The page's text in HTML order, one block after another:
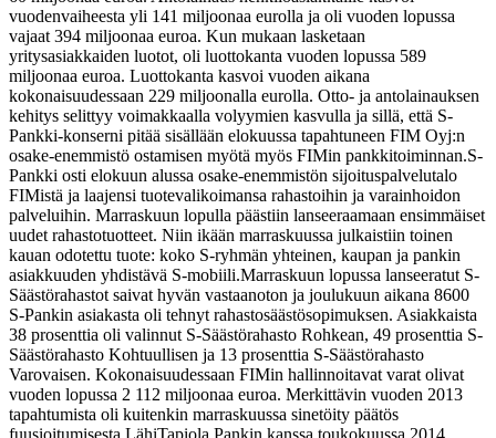
vuodenvaiheesta yli 141 miljoonaa eurolla ja oli vuoden lopussa
vajaat 394 miljoonaa euroa. Kun mukaan lasketaan
yritysasiakkaiden luotot, oli luottokanta vuoden lopussa 589
miljoonaa euroa. Luottokanta kasvoi vuoden aikana
kokonaisuudessaan 229 miljoonalla eurolla. Otto- ja antolainauksen
kehitys selittyy voimakkaalla volyymien kasvulla ja sillä, että S-
Pankki-konserni pitää sisällään elokuussa tapahtuneen FIM Oyj:n
osake-enemmistö ostamisen myötä myös FIMin pankkitoiminnan.S-
Pankki osti elokuun alussa osake-enemmistön sijoituspalvelutalo
FIMistä ja laajensi tuotevalikoimansa rahastoihin ja varainhoidon
palveluihin. Marraskuun lopulla päästiin lanseeraamaan ensimmäiset
uudet rahastotuotteet. Niin ikään marraskuussa julkaistiin toinen
kauan odotettu tuote: koko S-ryhmän yhteinen, kaupan ja pankin
asiakkuuden yhdistävä S-mobiili.Marraskuun lopussa lanseeratut S-
Säästörahastot saivat hyvän vastaanoton ja joulukuun aikana 8600
S-Pankin asiakasta oli tehnyt rahastosäästösopimuksen. Asiakkaista
38 prosenttia oli valinnut S-Säästörahasto Rohkean, 49 prosenttia S-
Säästörahasto Kohtuullisen ja 13 prosenttia S-Säästörahasto
Varovaisen. Kokonaisuudessaan FIMin hallinnoitavat varat olivat
vuoden lopussa 2 112 miljoonaa euroa. Merkittävin vuoden 2013
tapahtumista oli kuitenkin marraskuussa sinetöity päätös
fuusioitumisesta LähiTapiola Pankin kanssa toukokuussa 2014